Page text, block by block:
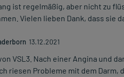
ist regelmäßig, aber nicht zu
Vielen lieben Dank, dass sie
13.12.2021
VSL3. Nach einer Angina und
riesen Probleme mit dem Darm,